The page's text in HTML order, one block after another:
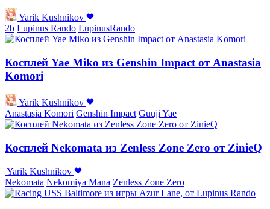
Yarik Kushnikov
2b Lupinus Rando LupinusRando
Косплей Yae Miko из Genshin Impact от Anastasia
Komori
Yarik Kushnikov
Anastasia Komori Genshin Impact Guuji Yae
Косплей Nekomata из Zenless Zone Zero от ZinieQ
Yarik Kushnikov
Nekomata Nekomiya Mana Zenless Zone Zero